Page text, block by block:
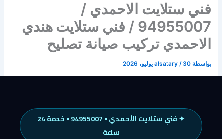
فني ستلايت الاحمدي /
94955007 / فني ستلايت هندي
الاحمدي تركيب صيانة تصليح
بواسطة alsatary /30 يوليو، 2026
✦ فني ستلايت الأحمدي • 94955007 • خدمة 24
ساعة